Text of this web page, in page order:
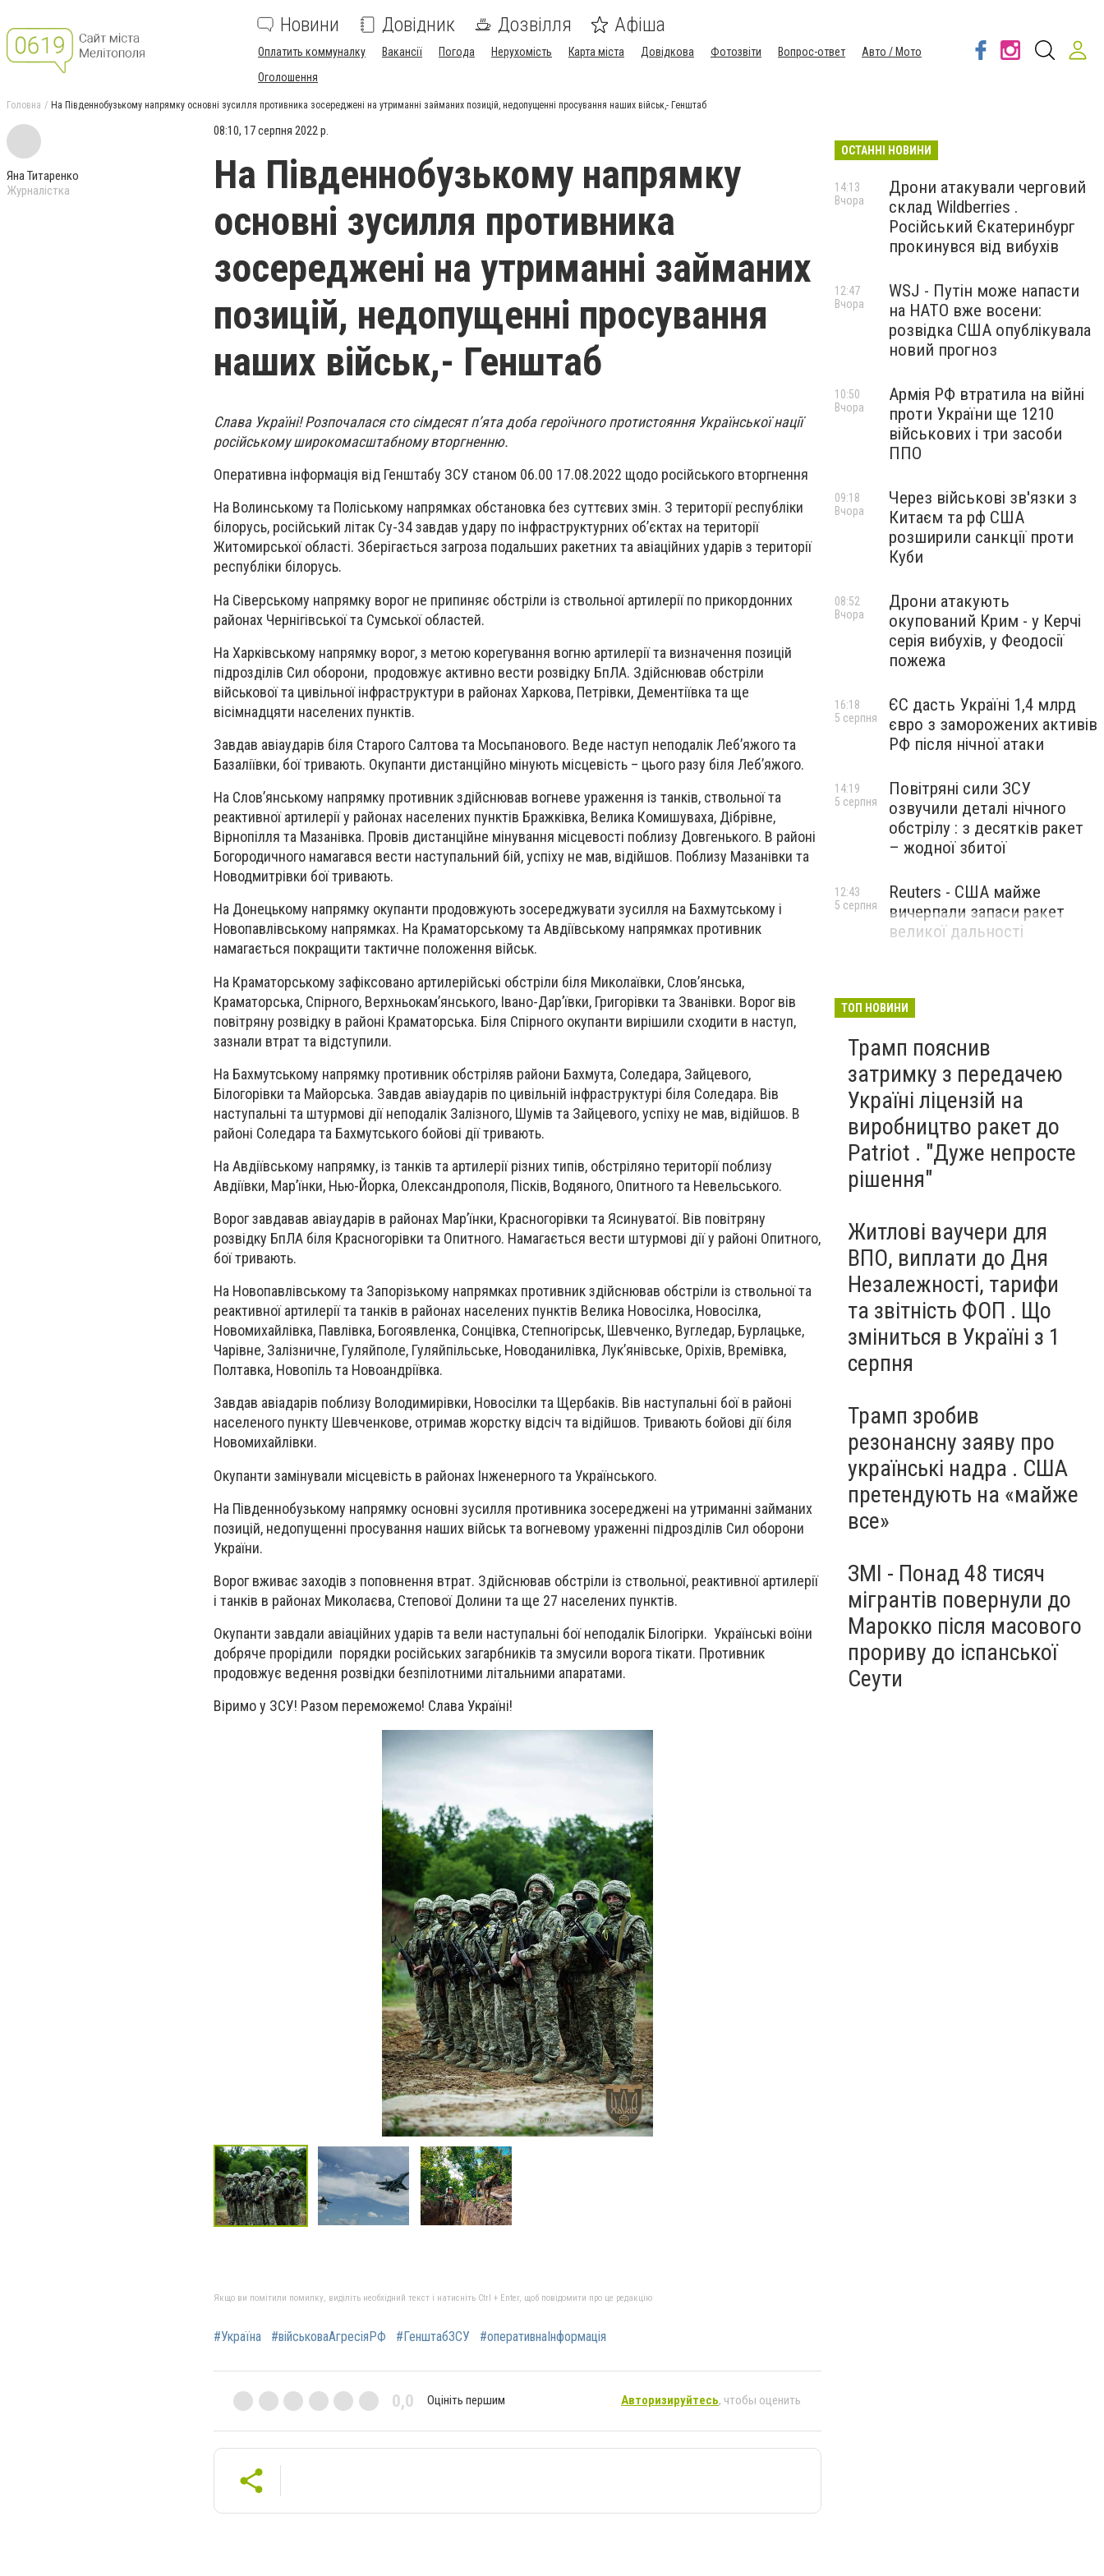
Новини Довідник Дозвілля Афіша
Оплатить коммуналку Вакансії Погода Нерухомість Карта міста Довідкова Фотозвіти Вопрос-ответ
Авто / Мото
Оголошення
Головна На Південнобузькому напрямку основні зусилля противника зосереджені на утриманні займаних позицій, недопущенні просування наших військ,- Генштаб
Яна Титаренко
Журналістка
08:10, 17 серпня 2022 р.
На Південнобузькому напрямку
основні зусилля противника
зосереджені на утриманні займаних
позицій, недопущенні просування
наших військ,- Генштаб
Слава Україні! Розпочалася сто сімдесят п’ята доба героїчного протистояння Української нації
російському широкомасштабному вторгненню.
Оперативна інформація від Генштабу ЗСУ станом 06.00 17.08.2022 щодо російського вторгнення
На Волинському та Поліському напрямках обстановка без суттєвих змін. З території республіки
білорусь, російський літак Су-34 завдав удару по інфраструктурних об’єктах на території
Житомирської області. Зберігається загроза подальших ракетних та авіаційних ударів з території
республіки білорусь.
На Сіверському напрямку ворог не припиняє обстріли із ствольної артилерії по прикордонних
районах Чернігівської та Сумської областей.
На Харківському напрямку ворог, з метою корегування вогню артилерії та визначення позицій
підрозділів Сил оборони, продовжує активно вести розвідку БпЛА. Здійснював обстріли
військової та цивільної інфраструктури в районах Харкова, Петрівки, Дементіївка та ще
вісімнадцяти населених пунктів.
Завдав авіаударів біля Старого Салтова та Мосьпанового. Веде наступ неподалік Леб’яжого та
Базаліївки, бої тривають. Окупанти дистанційно мінують місцевість – цього разу біля Леб’яжого.
На Слов’янському напрямку противник здійснював вогневе ураження із танків, ствольної та
реактивної артилерії у районах населених пунктів Бражківка, Велика Комишуваха, Дібрівне,
Вірнопілля та Мазанівка. Провів дистанційне мінування місцевості поблизу Довгенького. В районі
Богородичного намагався вести наступальний бій, успіху не мав, відійшов. Поблизу Мазанівки та
Новодмитрівки бої тривають.
На Донецькому напрямку окупанти продовжують зосереджувати зусилля на Бахмутському і
Новопавлівському напрямках. На Краматорському та Авдіївському напрямках противник
намагається покращити тактичне положення військ.
На Краматорському зафіксовано артилерійські обстріли біля Миколаївки, Слов’янська,
Краматорська, Спірного, Верхньокам’янського, Івано-Дарʼївки, Григорівки та Званівки. Ворог вів
повітряну розвідку в районі Краматорська. Біля Спірного окупанти вирішили сходити в наступ,
зазнали втрат та відступили.
На Бахмутському напрямку противник обстріляв райони Бахмута, Соледара, Зайцевого,
Білогорівки та Майорська. Завдав авіаударів по цивільній інфраструктурі біля Соледара. Вів
наступальні та штурмові дії неподалік Залізного, Шумів та Зайцевого, успіху не мав, відійшов. В
районі Соледара та Бахмутського бойові дії тривають.
На Авдіївському напрямку, із танків та артилерії різних типів, обстріляно території поблизу
Авдіївки, Мар’їнки, Нью-Йорка, Олександрополя, Пісків, Водяного, Опитного та Невельського.
Ворог завдавав авіаударів в районах Мар’їнки, Красногорівки та Ясинуватої. Вів повітряну
розвідку БпЛА біля Красногорівки та Опитного. Намагається вести штурмові дії у районі Опитного,
бої тривають.
На Новопавлівському та Запорізькому напрямках противник здійснював обстріли із ствольної та
реактивної артилерії та танків в районах населених пунктів Велика Новосілка, Новосілка,
Новомихайлівка, Павлівка, Богоявленка, Сонцівка, Степногірськ, Шевченко, Вугледар, Бурлацьке,
Чарівне, Залізничне, Гуляйполе, Гуляйпільське, Новоданилівка, Лукʼянівське, Оріхів, Времівка,
Полтавка, Новопіль та Новоандріївка.
Завдав авіадарів поблизу Володимирівки, Новосілки та Щербаків. Вів наступальні бої в районі
населеного пункту Шевченкове, отримав жорстку відсіч та відійшов. Тривають бойові дії біля
Новомихайлівки.
Окупанти замінували місцевість в районах Інженерного та Українського.
На Південнобузькому напрямку основні зусилля противника зосереджені на утриманні займаних
позицій, недопущенні просування наших військ та вогневому ураженні підрозділів Сил оборони
України.
Ворог вживає заходів з поповнення втрат. Здійснював обстріли із ствольної, реактивної артилерії
і танків в районах Миколаєва, Степової Долини та ще 27 населених пунктів.
Окупанти завдали авіаційних ударів та вели наступальні бої неподалік Білогірки. Українські воїни
добряче прорідили порядки російських загарбників та змусили ворога тікати. Противник
продовжує ведення розвідки безпілотними літальними апаратами.
Віримо у ЗСУ! Разом переможемо! Слава Україні!
Якщо ви помітили помилку, виділіть необхідний текст і натисніть Ctrl + Enter, щоб повідомити про це редакцію
#Україна #військоваАгресіяРФ #ГенштабЗСУ #оперативнаІнформація
0,0 Оцініть першим Авторизируйтесь, чтобы оценить
ОСТАННІ НОВИНИ
Дрони атакували черговий
склад Wildberries .
Російський Єкатеринбург
прокинувся від вибухів
14:13
Вчора
WSJ - Путін може напасти
на НАТО вже восени:
розвідка США опублікувала
новий прогноз
12:47
Вчора
Армія РФ втратила на війні
проти України ще 1210
військових і три засоби
ППО
10:50
Вчора
Через військові зв'язки з
Китаєм та рф США
розширили санкції проти
Куби
09:18
Вчора
Дрони атакують
окупований Крим - у Керчі
серія вибухів, у Феодосії
пожежа
08:52
Вчора
ЄС дасть Україні 1,4 млрд
євро з заморожених активів
РФ після нічної атаки
16:18
5 серпня
Повітряні сили ЗСУ
озвучили деталі нічного
обстрілу : з десятків ракет
– жодної збитої
14:19
5 серпня
Reuters - США майже
вичерпали запаси ракет
великої дальності
12:43
5 серпня
ТОП НОВИНИ
Трамп пояснив
затримку з передачею
Україні ліцензій на
виробництво ракет до
Patriot . "Дуже непросте
рішення"
Житлові ваучери для
ВПО, виплати до Дня
Незалежності, тарифи
та звітність ФОП . Що
зміниться в Україні з 1
серпня
Трамп зробив
резонансну заяву про
українські надра . США
претендують на «майже
все»
ЗМІ - Понад 48 тисяч
мігрантів повернули до
Марокко після масового
прориву до іспанської
Сеути